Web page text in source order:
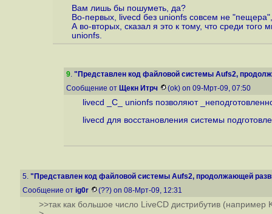
Вам лишь бы пошуметь, да?
Во-первых, livecd без unionfs совсем не
А во-вторых, сказал я это к тому, что среди
unionfs.
9. "Представлен код файловой системы Aufs2,
Сообщение от Щекн Итрч (ok) on 09-Мрт-09, 07:50
livecd _С_ unionfs позволяют
livecd для восстановления системы
5. "Представлен код файловой системы Aufs2, продолжающей
Сообщение от ig0r (??) on 08-Мрт-09, 12:31
>>так как большое число LiveCD дистрибутив